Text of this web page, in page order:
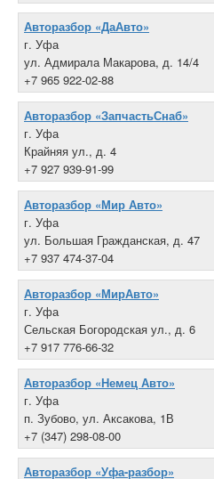
Авторазбор «ДаАвто»
г. Уфа
ул. Адмирала Макарова, д. 14/4
+7 965 922-02-88
Авторазбор «ЗапчастьСнаб»
г. Уфа
Крайняя ул., д. 4
+7 927 939-91-99
Авторазбор «Мир Авто»
г. Уфа
ул. Большая Гражданская, д. 47
+7 937 474-37-04
Авторазбор «МирАвто»
г. Уфа
Сельская Богородская ул., д. 6
+7 917 776-66-32
Авторазбор «Немец Авто»
г. Уфа
п. Зубово, ул. Аксакова, 1В
+7 (347) 298-08-00
Авторазбор «Уфа-разбор»